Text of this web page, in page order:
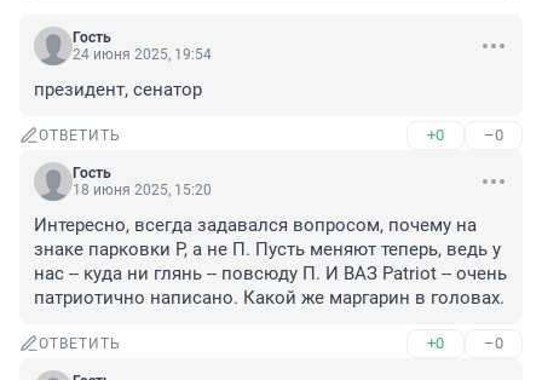
Гость
24 июня 2025, 19:54
президент, сенатор
ОТВЕТИТЬ +0 –0
Гость
18 июня 2025, 15:20
Интересно, всегда задавался вопросом, почему на
знаке парковки Р, а не П. Пусть меняют теперь, ведь у
нас -- куда ни глянь -- повсюду П. И ВАЗ Patriot -- очень
патриотично написано. Какой же маргарин в головах.
ОТВЕТИТЬ +0 –0